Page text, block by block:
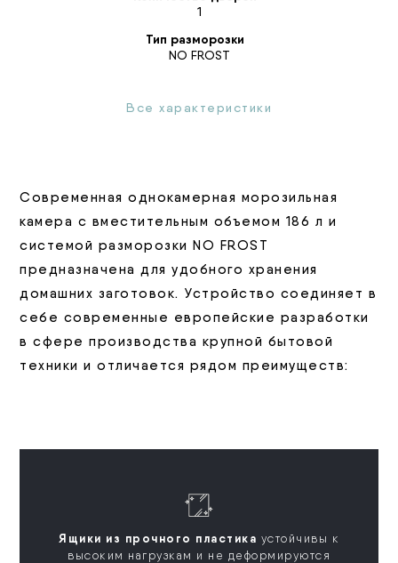
1
Тип разморозки
NO FROST
Все характеристики
Современная однокамерная морозильная
камера с вместительным объемом 186 л и
системой разморозки NO FROST
предназначена для удобного хранения
домашних заготовок. Устройство соединяет в
себе современные европейские разработки
в сфере производства крупной бытовой
техники и отличается рядом преимуществ:
Ящики из прочного пластика устойчивы к
высоким нагрузкам и не деформируются